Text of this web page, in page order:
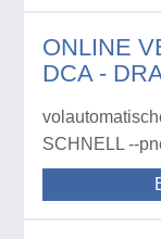
ONLINE
DCA -
SCHNELL --